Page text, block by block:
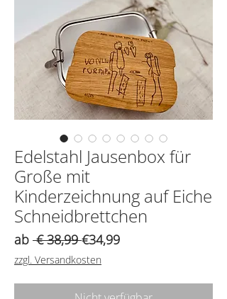
Edelstahl Jausenbox für
Große mit
Kinderzeichnung auf Eiche
Schneidbrettchen
ab € 38,99 Standardpreis
€34,99Sale-
zzgl. Versandkosten